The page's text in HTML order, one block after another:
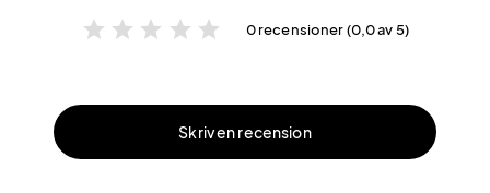
star star star star star 0 recensioner (0,0 av 5)
Skriv en recension